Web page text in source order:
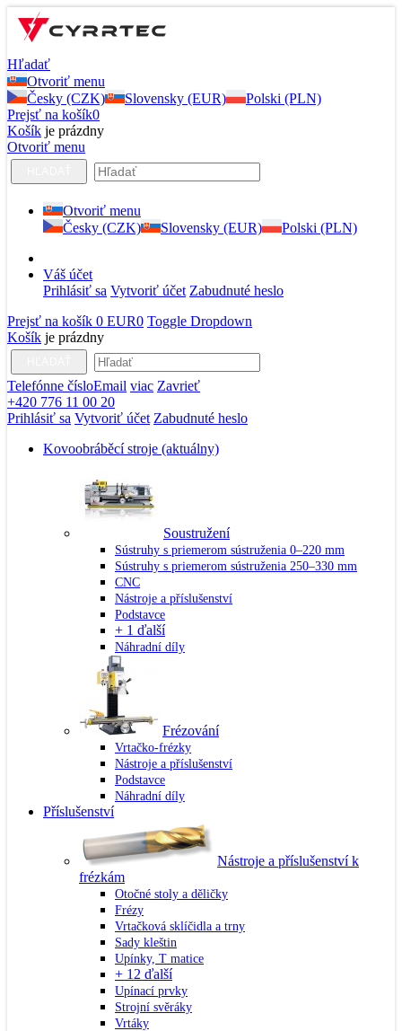
Hľadať
Otvoriť menu
Česky (CZK)
Slovensky (EUR)
Polski (PLN)
Prejsť na košík0
Košík je prázdny
Otvoriť menu
Otvoriť menu
Česky (CZK)
Slovensky (EUR) Polski (PLN)
Váš účet
Prihlásiť sa Vytvoriť účet Zabudnuté heslo
Prejsť na košík 0 EUR0 Toggle Dropdown
Košík je prázdny
Telefónne čísloEmail viac Zavrieť
+420 776 11 00 20
Prihlásiť sa Vytvoriť účet Zabudnuté heslo
Kovoobráběcí stroje (aktuálny)
Soustružení
Sústruhy s priemerom sústruženia 0–220 mm
Sústruhy s priemerom sústruženia 250–330 mm
CNC
Nástroje a příslušenství
Podstavce
+ 1 ďalší
Náhradní díly
Frézování
Vrtačko-frézky
Nástroje a příslušenství
Podstavce
Náhradní díly
Příslušenství
Nástroje a příslušenství k
frézkám
Otočné stoly a děličky
Frézy
Vrtačková sklíčidla a trny
Sady kleštin
Upínky, T matice
+ 12 ďalší
Upínací prvky
Strojní svěráky
Vrtáky